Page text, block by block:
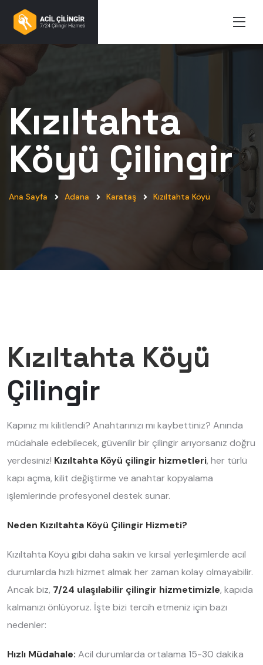
Kızıltahta
Köyü Çilingir
Ana Sayfa Adana Karataş Kızıltahta Köyü
Kızıltahta Köyü
Çilingir
Kapınız mı kilitlendi? Anahtarınızı mı kaybettiniz? Anında
müdahale edebilecek, güvenilir bir çilingir arıyorsanız doğru
yerdesiniz! Kızıltahta Köyü çilingir hizmetleri, her türlü
kapı açma, kilit değiştirme ve anahtar kopyalama
işlemlerinde profesyonel destek sunar.
Neden Kızıltahta Köyü Çilingir Hizmeti?
Kızıltahta Köyü gibi daha sakin ve kırsal yerleşimlerde acil
durumlarda hızlı hizmet almak her zaman kolay olmayabilir.
Ancak biz, 7/24 ulaşılabilir çilingir hizmetimizle, kapıda
kalmanızı önlüyoruz. İşte bizi tercih etmeniz için bazı
nedenler:
Hızlı Müdahale: Acil durumlarda ortalama 15-30 dakika